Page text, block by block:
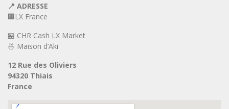
📍 ADRESSE
🏢LX France
🏪 CHR Cash LX Market
🍜 Maison d’Aki
12 Rue des Oliviers
94320 Thiais
France